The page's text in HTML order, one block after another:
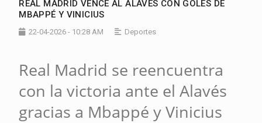
REAL MADRID VENCE AL ALAVÉS CON GOLES DE
MBAPPÉ Y VINICIUS
22-04-2026 - 10:28 AM Deportes
Real Madrid se reencuentra
con la victoria ante el Alavés
gracias a Mbappé y Vinicius